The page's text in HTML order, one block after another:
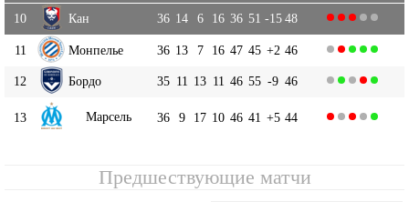
10 Кан 36 14 6 16 36 51 -15 48
11 Монпелье 36 13 7 16 47 45 +2 46
12 Бордо 35 11 13 11 46 55 -9 46
13 Марсель 36 9 17 10 46 41 +5 44
Предшествующие матчи